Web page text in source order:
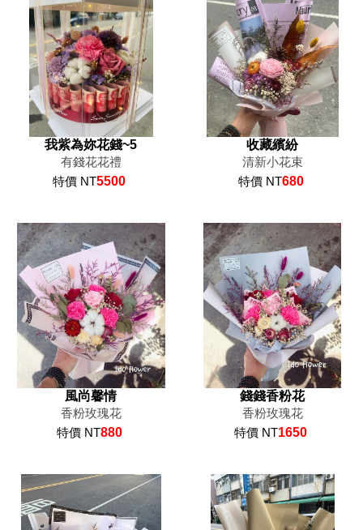
我紫為妳花錢~5
有錢花花禮
特價 NT5500
收藏繽紛
清新小花束
特價 NT680
風尚馨情
香粉玫瑰花
特價 NT880
錢錢香粉花
香粉玫瑰花
特價 NT1650